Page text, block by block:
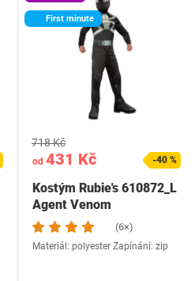
First minute
od 431 Kč
718 Kč
-40 %
Kostým Rubie's 610872_L
Agent Venom
(6×)
Materiál: polyester Zapínání: zip